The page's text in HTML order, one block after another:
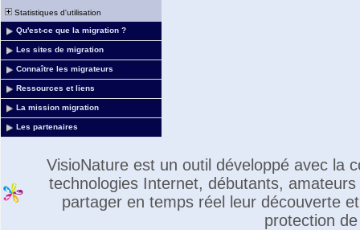
Statistiques d'utilisation
Qu'est-ce que la migration ?
Les sites de migration
Connaître les migrateurs
Ressources et liens
La mission migration
Les partenaires
VisioNature est un outil développé avec la
technologies Internet, débutants,
partager en temps réel leur découverte
protection